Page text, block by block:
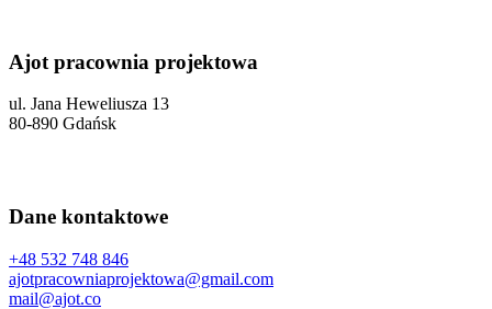
Ajot pracownia projektowa
ul. Jana Heweliusza 13
80-890 Gdańsk
Dane kontaktowe
+48 532 748 846
ajotpracowniaprojektowa@gmail.com
mail@ajot.co